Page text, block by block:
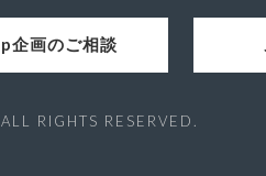
企画のご相談
RIGHTS RESERVED.